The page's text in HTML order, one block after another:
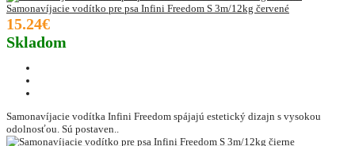
Samonavíjacie vodítko pre psa Infini Freedom S 3m/12kg červené
15.24€
Skladom
Samonavíjacie vodítka Infini Freedom spájajú estetický dizajn s vysokou
odolnosťou. Sú postaven..